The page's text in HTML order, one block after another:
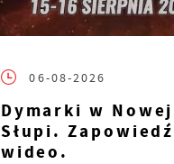
06-08-2026
Dymarki w Nowej
Słupi. Zapowiedź
wideo.